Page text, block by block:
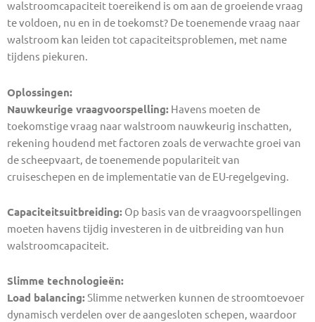
walstroomcapaciteit toereikend is om aan de groeiende vraag
te voldoen, nu en in de toekomst? De toenemende vraag naar
walstroom kan leiden tot capaciteitsproblemen, met name
tijdens piekuren.
Oplossingen:
Nauwkeurige vraagvoorspelling: Havens moeten de
toekomstige vraag naar walstroom nauwkeurig inschatten,
rekening houdend met factoren zoals de verwachte groei van
de scheepvaart, de toenemende populariteit van
cruiseschepen en de implementatie van de EU-regelgeving.
Capaciteitsuitbreiding: Op basis van de vraagvoorspellingen
moeten havens tijdig investeren in de uitbreiding van hun
walstroomcapaciteit.
Slimme technologieën:
Load balancing:Slimme netwerken kunnen de stroomtoevoer
dynamisch verdelen over de aangesloten schepen, waardoor